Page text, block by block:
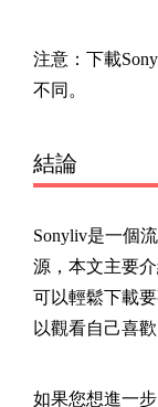
注意：下載
不同。
結論
Sonyliv是一個
源，本文主要
可以輕鬆下載
以觀看自己喜
如果您想進一